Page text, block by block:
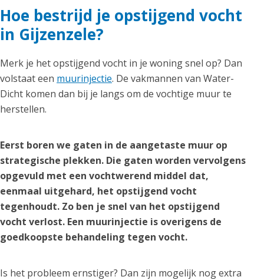
Hoe bestrijd je opstijgend vocht
in Gijzenzele?
Merk je het opstijgend vocht in je woning snel op? Dan
volstaat een muurinjectie. De vakmannen van Water-
Dicht komen dan bij je langs om de vochtige muur te
herstellen.
Eerst boren we gaten in de aangetaste muur op
strategische plekken. Die gaten worden vervolgens
opgevuld met een vochtwerend middel dat,
eenmaal uitgehard, het opstijgend vocht
tegenhoudt. Zo ben je snel van het opstijgend
vocht verlost. Een muurinjectie is overigens de
goedkoopste behandeling tegen vocht.
Is het probleem ernstiger? Dan zijn mogelijk nog extra